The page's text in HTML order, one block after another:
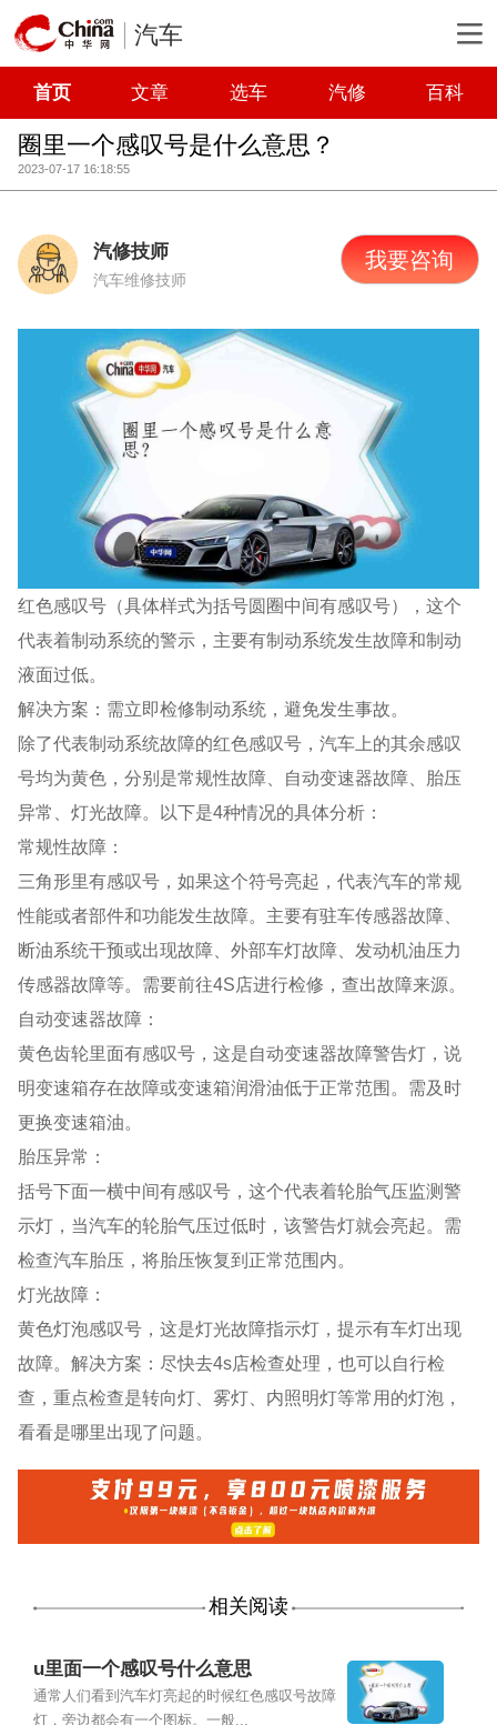
汽车
首页 文章 选车 汽修 百科
圈里一个感叹号是什么意思？
2023-07-17 16:18:55
汽修技师
汽车维修技师
我要咨询
红色感叹号（具体样式为括号圆圈中间有感叹号），这个
代表着制动系统的警示，主要有制动系统发生故障和制动
液面过低。
解决方案：需立即检修制动系统，避免发生事故。
除了代表制动系统故障的红色感叹号，汽车上的其余感叹
号均为黄色，分别是常规性故障、自动变速器故障、胎压
异常、灯光故障。以下是4种情况的具体分析：
常规性故障：
三角形里有感叹号，如果这个符号亮起，代表汽车的常规
性能或者部件和功能发生故障。主要有驻车传感器故障、
断油系统干预或出现故障、外部车灯故障、发动机油压力
传感器故障等。需要前往4S店进行检修，查出故障来源。
自动变速器故障：
黄色齿轮里面有感叹号，这是自动变速器故障警告灯，说
明变速箱存在故障或变速箱润滑油低于正常范围。需及时
更换变速箱油。
胎压异常：
括号下面一横中间有感叹号，这个代表着轮胎气压监测警
示灯，当汽车的轮胎气压过低时，该警告灯就会亮起。需
检查汽车胎压，将胎压恢复到正常范围内。
灯光故障：
黄色灯泡感叹号，这是灯光故障指示灯，提示有车灯出现
故障。解决方案：尽快去4s店检查处理，也可以自行检
查，重点检查是转向灯、雾灯、内照明灯等常用的灯泡，
看看是哪里出现了问题。
相关阅读
u里面一个感叹号什么意思
通常人们看到汽车灯亮起的时候红色感叹号故障
灯，旁边都会有一个图标。一般...